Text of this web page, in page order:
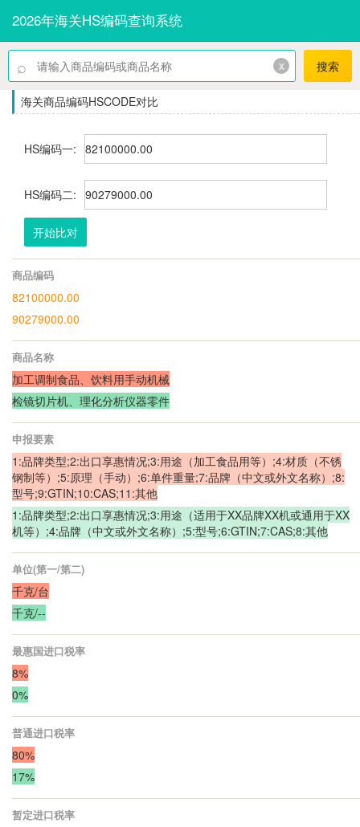
2026年海关HS编码查询系统
⌕ x 搜索
海关商品编码HSCODE对比
HS编码一:
HS编码二:
开始比对
商品编码
82100000.00
90279000.00
商品名称
加工调制食品、饮料用手动机械
检镜切片机、理化分析仪器零件
申报要素
1:品牌类型;2:出口享惠情况;3:用途（加工食品用等）;4:材质（不锈
钢制等）;5:原理（手动）;6:单件重量;7:品牌（中文或外文名称）;8:
型号;9:GTIN;10:CAS;11:其他
1:品牌类型;2:出口享惠情况;3:用途（适用于XX品牌XX机或通用于XX
机等）;4:品牌（中文或外文名称）;5:型号;6:GTIN;7:CAS;8:其他
单位(第一/第二)
千克/台
千克/--
最惠国进口税率
8%
0%
普通进口税率
80%
17%
暂定进口税率